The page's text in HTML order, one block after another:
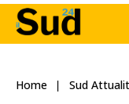
Home Sud